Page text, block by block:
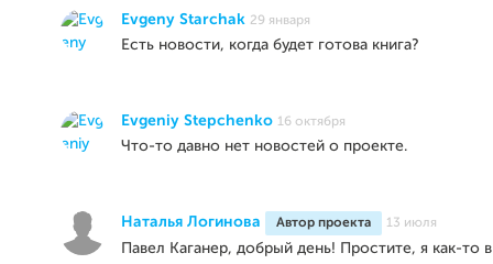
Evgeny Starchak 29 января
Есть новости, когда будет готова книга?
Evgeniy Stepchenko 16 октября
Что-то давно нет новостей о проекте.
Наталья Логинова Автор проекта 13 июля
Павел Каганер, добрый день! Простите, я как-то